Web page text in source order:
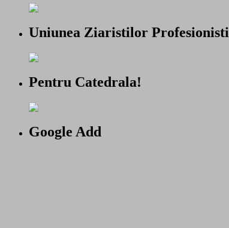
Uniunea Ziaristilor Profesionisti
Pentru Catedrala!
Google Add